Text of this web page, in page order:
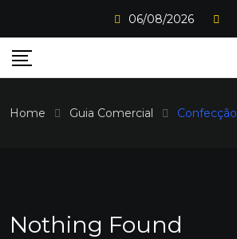
content
06/08/2026
Home Guia Comercial Confecção
Nothing Found